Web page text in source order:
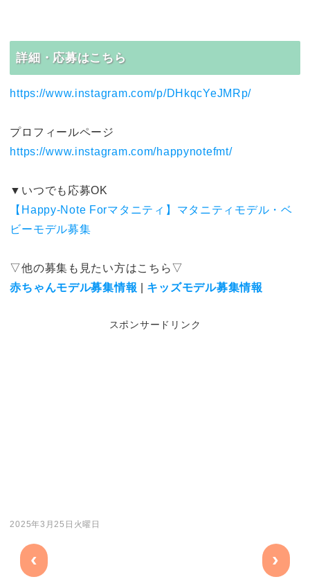
詳細・応募はこちら
https://www.instagram.com/p/DHkqcYeJMRp/
プロフィールページ
https://www.instagram.com/happynotefmt/
▼いつでも応募OK
【Happy-Note Forマタニティ】マタニティモデル・ベ
ビーモデル募集
▽他の募集も見たい方はこちら▽
赤ちゃんモデル募集情報
キッズモデル募集情報
スポンサードリンク
2025年3月25日火曜日
‹ ›